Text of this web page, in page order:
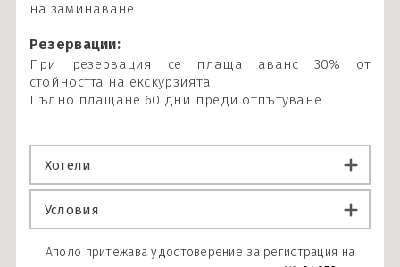
на заминаване.
Резервации:
При резервация се плаща аванс 30% от
стойността на екскурзията.
Пълно плащане 60 дни преди отпътуване.
Хотели
Условия
Аполо притежава удостоверение за регистрация на